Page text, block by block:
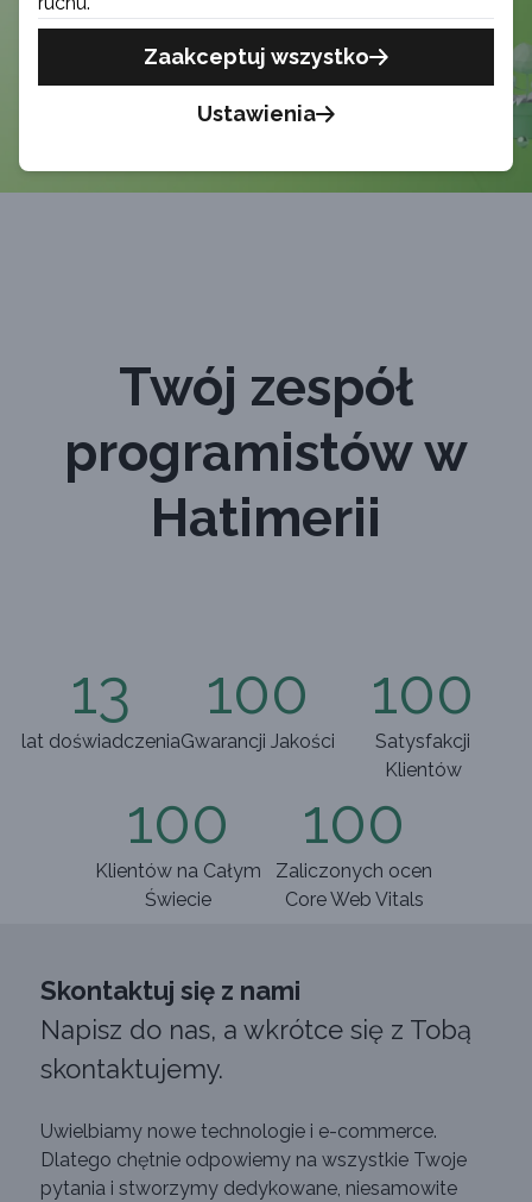
Twój zespół
programistów w
Hatimerii
13
lat doświadczenia
100
Gwarancji Jakości
100
Satysfakcji
Klientów
100
Klientów na Całym
Świecie
100
Zaliczonych ocen
Core Web Vitals
Skontaktuj się z nami
Napisz do nas, a wkrótce się z Tobą
skontaktujemy.
Uwielbiamy nowe technologie i e-commerce.
Dlatego chętnie odpowiemy na wszystkie Twoje
pytania i stworzymy dedykowane, niesamowite
Zaakceptuj wszystko
Ustawienia